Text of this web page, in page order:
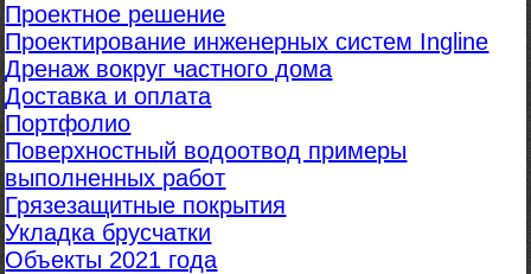
Проектное решение
Проектирование инженерных систем Ingline
Дренаж вокруг частного дома
Доставка и оплата
Портфолио
Поверхностный водоотвод примеры
выполненных работ
Грязезащитные покрытия
Укладка брусчатки
Объекты 2021 года